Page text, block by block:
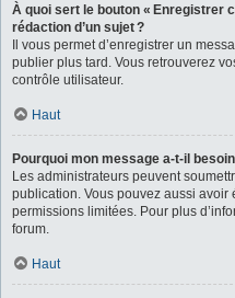
À quoi sert le bouton « Enregistrer
rédaction d’un sujet ?
Il vous permet d’enregistrer un
publier plus tard. Vous retrouverez
contrôle utilisateur.
Haut
Pourquoi mon message a-t-il
Les administrateurs peuvent
publication. Vous pouvez aussi
permissions limitées. Pour plus
forum.
Haut